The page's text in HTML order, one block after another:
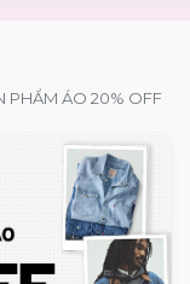
PHẨM ÁO 20% OFF